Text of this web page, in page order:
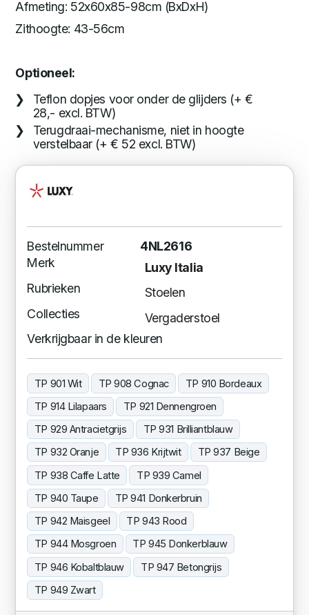
Afmeting: 52x60x85-98cm (BxDxH)
Zithoogte: 43-56cm
Optioneel:
Teflon dopjes voor onder de glijders (+ €
28,- excl. BTW)
Terugdraai-mechanisme, niet in hoogte
verstelbaar (+ € 52 excl. BTW)
Bestelnummer
4NL2616
Merk
Luxy Italia
Rubrieken
Stoelen
Collecties
Vergaderstoel
Verkrijgbaar in de kleuren
TP 901 Wit TP 908 Cognac
TP 910 Bordeaux
TP 914 Lilapaars
TP 921 Dennengroen
TP 929 Antracietgrijs
TP 931 Brilliantblauw
TP 932 Oranje
TP 936 Krijtwit
TP 937 Beige
TP 938 Caffe Latte
TP 939 Camel
TP 940 Taupe
TP 941 Donkerbruin
TP 942 Maisgeel
TP 943 Rood
TP 944 Mosgroen
TP 945 Donkerblauw
TP 946 Kobaltblauw
TP 947 Betongrijs
TP 949 Zwart